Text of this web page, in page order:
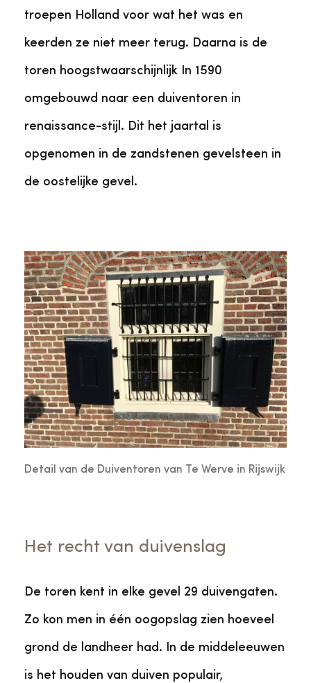
troepen Holland voor wat het was en
keerden ze niet meer terug. Daarna is de
toren hoogstwaarschijnlijk In 1590
omgebouwd naar een duiventoren in
renaissance-stijl. Dit het jaartal is
opgenomen in de zandstenen gevelsteen in
de oostelijke gevel.
Detail van de Duiventoren van Te Werve in Rijswijk
Het recht van duivenslag
De toren kent in elke gevel 29 duivengaten.
Zo kon men in één oogopslag zien hoeveel
grond de landheer had. In de middeleeuwen
is het houden van duiven populair,